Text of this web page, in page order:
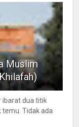
Muslim
ibarat dua titik
temu. Tidak ada